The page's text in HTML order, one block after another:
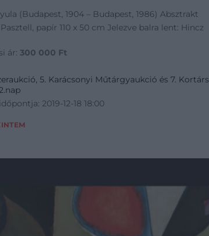
1986) Absztrakt
ár:300 000 Ft
5. Karácsonyi Műtárgyaukció és 7. Kortárs
2019-12-18 18:00